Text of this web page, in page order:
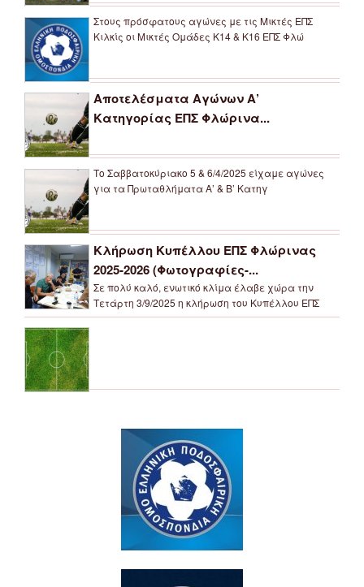
Στους πρόσφατους αγώνες με τις Μικτές ΕΠΣ
Κιλκίς οι Μικτές Ομάδες Κ14 & Κ16 ΕΠΣ Φλώ
Αποτελέσματα Αγώνων Α’
Κατηγορίας ΕΠΣ Φλώρινα...
Το Σαββατοκύριακο 5 & 6/4/2025 είχαμε αγώνες
για τα Πρωταθλήματα Α’ & Β’ Κατηγ
Κλήρωση Κυπέλλου ΕΠΣ Φλώρινας
2025-2026 (Φωτογραφίες-...
Σε πολύ καλό, ενωτικό κλίμα έλαβε χώρα την
Τετάρτη 3/9/2025 η κλήρωση του Κυπέλλου ΕΠΣ